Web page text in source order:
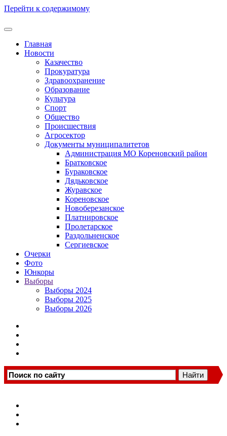
Перейти к содержимому
Главная
Новости
Казачество
Прокуратура
Здравоохранение
Образование
Культура
Спорт
Общество
Происшествия
Агросектор
Документы муниципалитетов
Администрация МО Кореновский район
Братковское
Бураковское
Дядьковское
Журавское
Кореновское
Новоберезанское
Платнировское
Пролетарское
Раздольненское
Сергиевское
Очерки
Фото
Юнкоры
Выборы
Выборы 2024
Выборы 2025
Выборы 2026